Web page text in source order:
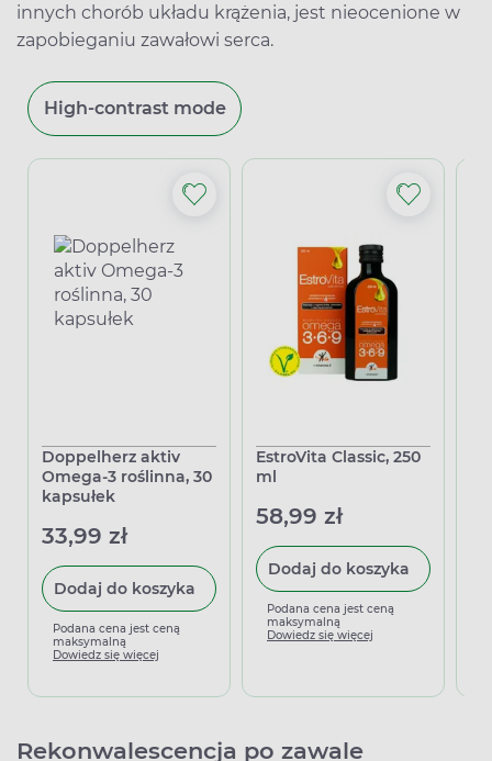
innych chorób układu krążenia, jest nieocenione w
zapobieganiu zawałowi serca.
High-contrast mode
Doppelherz aktiv
Omega-3 roślinna, 30
kapsułek
33,99 zł
Dodaj do koszyka
Podana cena jest ceną
maksymalną
Dowiedz się więcej
EstroVita Classic, 250
ml
58,99 zł
Dodaj do koszyka
Podana cena jest ceną
maksymalną
Dowiedz się więcej
Rekonwalescencja po zawale